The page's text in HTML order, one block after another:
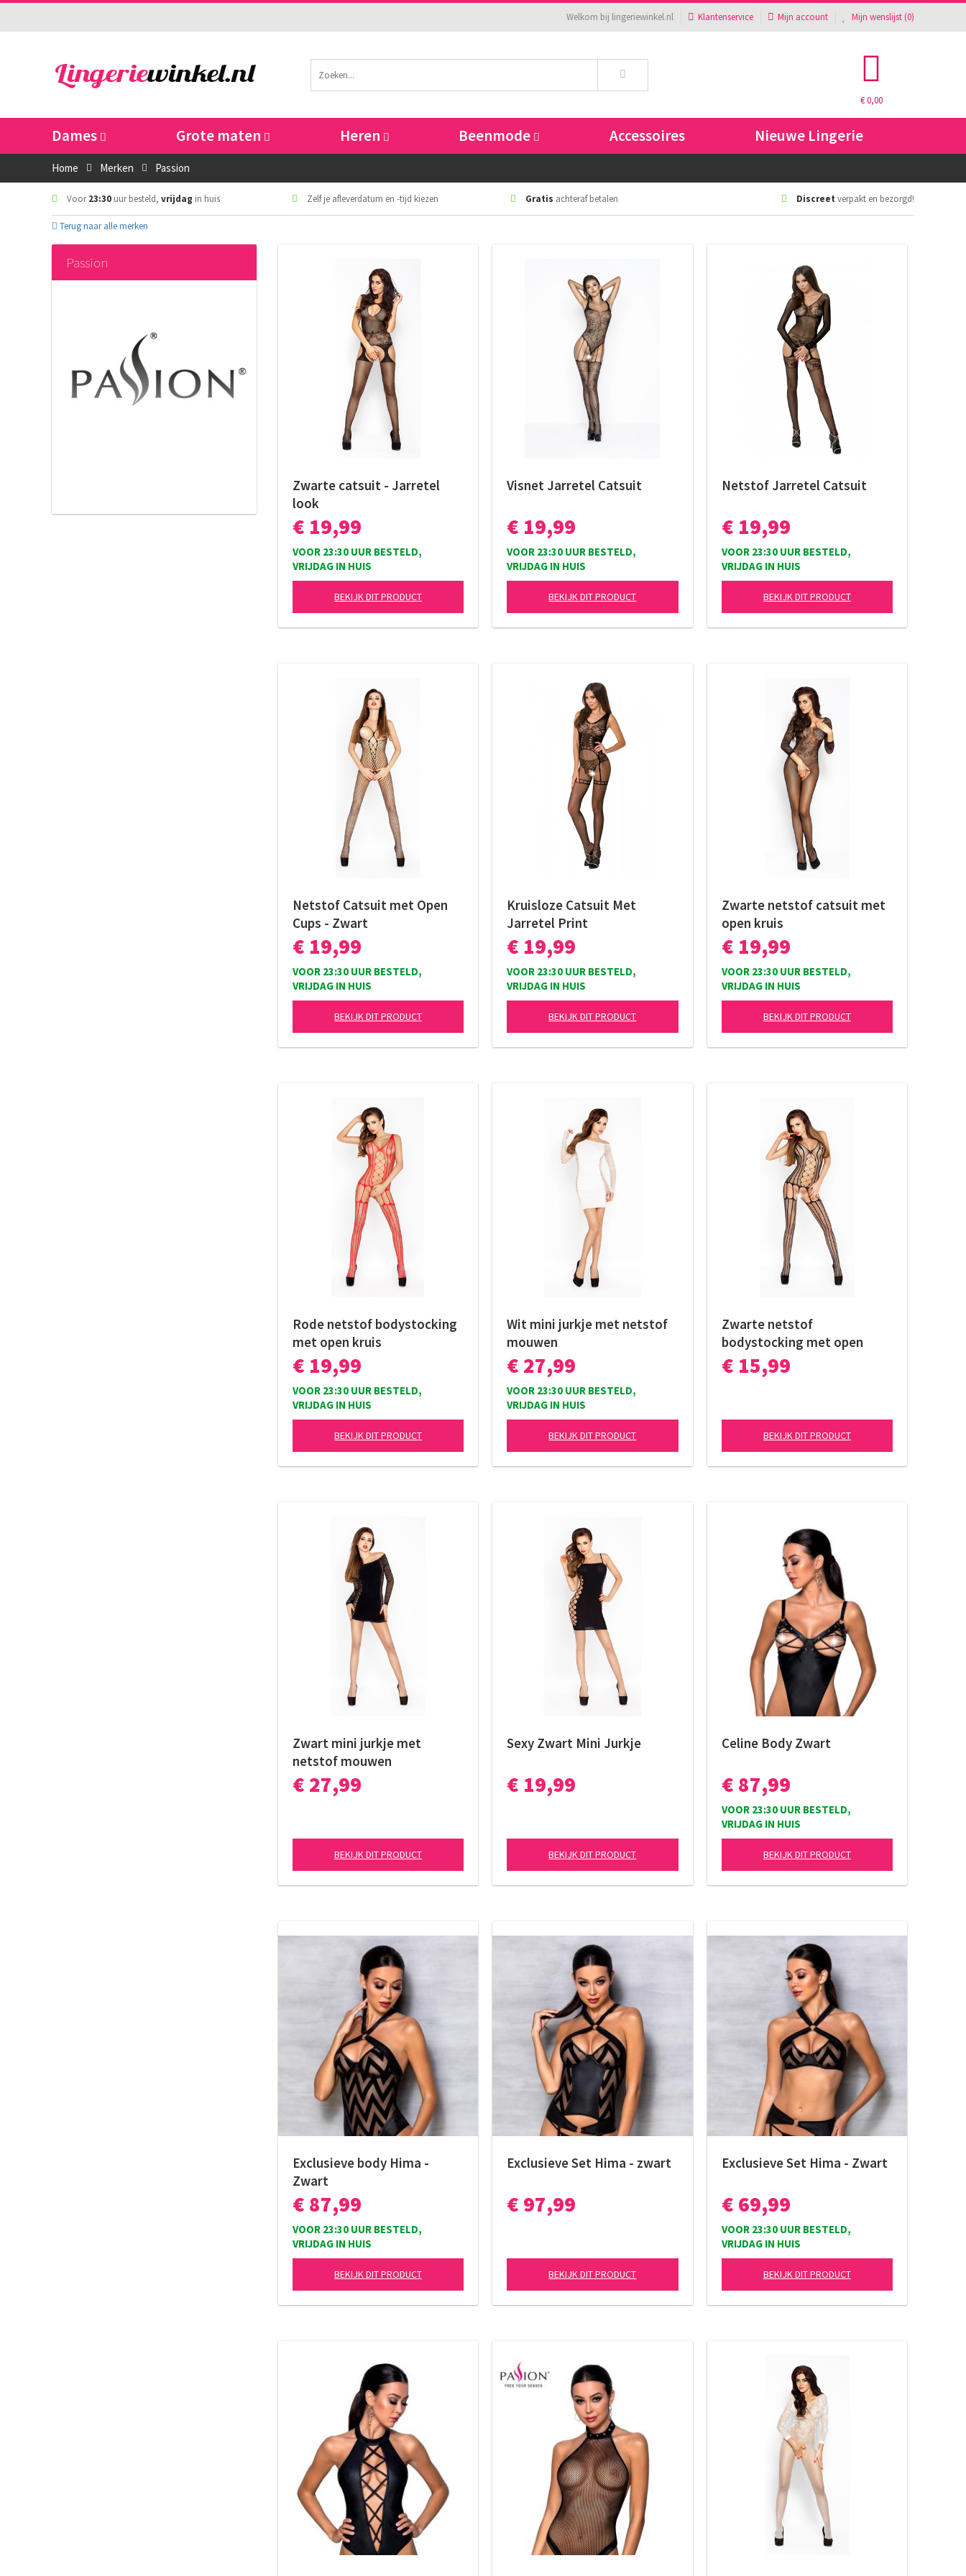
Welkom bij lingeriewinkel.nl Klantenservice Mijn account Mijn wenslijst (0)
€ 0,00
Dames Grote maten Heren Beenmode Accessoires Nieuwe Lingerie
Home Merken Passion
Voor23:30 uur besteld, vrijdag in huis Zelf je afleverdatum en -tijd kiezen Gratis achteraf betalen Discreet verpakt en bezorgd!
Terug naar alle merken
Passion
Zwarte catsuit - Jarretel
look
€ 19,99
VOOR 23:30 UUR BESTELD,
VRIJDAG IN HUIS
BEKIJK DIT PRODUCT
Visnet Jarretel Catsuit
€ 19,99
VOOR 23:30 UUR BESTELD,
VRIJDAG IN HUIS
BEKIJK DIT PRODUCT
Netstof Jarretel Catsuit
€ 19,99
VOOR 23:30 UUR BESTELD,
VRIJDAG IN HUIS
BEKIJK DIT PRODUCT
Netstof Catsuit met Open
Cups - Zwart
€ 19,99
VOOR 23:30 UUR BESTELD,
VRIJDAG IN HUIS
BEKIJK DIT PRODUCT
Kruisloze Catsuit Met
Jarretel Print
€ 19,99
VOOR 23:30 UUR BESTELD,
VRIJDAG IN HUIS
BEKIJK DIT PRODUCT
Zwarte netstof catsuit met
open kruis
€ 19,99
VOOR 23:30 UUR BESTELD,
VRIJDAG IN HUIS
BEKIJK DIT PRODUCT
Rode netstof bodystocking
met open kruis
€ 19,99
VOOR 23:30 UUR BESTELD,
VRIJDAG IN HUIS
BEKIJK DIT PRODUCT
Wit mini jurkje met netstof
mouwen
€ 27,99
VOOR 23:30 UUR BESTELD,
VRIJDAG IN HUIS
BEKIJK DIT PRODUCT
Zwarte netstof
bodystocking met open
kruis
€ 15,99
BEKIJK DIT PRODUCT
Zwart mini jurkje met
netstof mouwen
€ 27,99
BEKIJK DIT PRODUCT
Sexy Zwart Mini Jurkje
€ 19,99
BEKIJK DIT PRODUCT
Celine Body Zwart
€ 87,99
VOOR 23:30 UUR BESTELD,
VRIJDAG IN HUIS
BEKIJK DIT PRODUCT
Exclusieve body Hima -
Zwart
€ 87,99
VOOR 23:30 UUR BESTELD,
VRIJDAG IN HUIS
BEKIJK DIT PRODUCT
Exclusieve Set Hima - zwart
€ 97,99
BEKIJK DIT PRODUCT
Exclusieve Set Hima - Zwart
€ 69,99
VOOR 23:30 UUR BESTELD,
VRIJDAG IN HUIS
BEKIJK DIT PRODUCT